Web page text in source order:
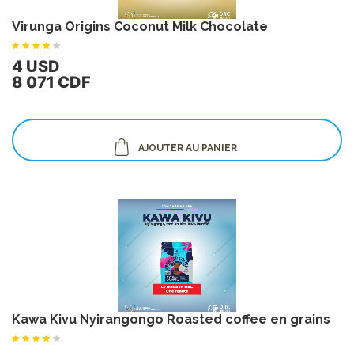
Virunga Origins Coconut Milk Chocolate
4 USD
8 071 CDF
AJOUTER AU PANIER
Kawa Kivu Nyirangongo Roasted coffee en grains